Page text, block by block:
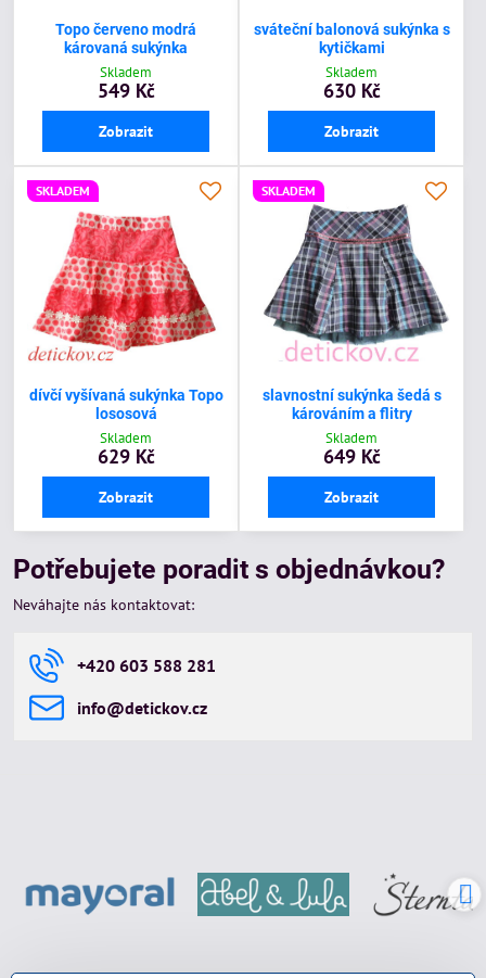
Topo červeno modrá
károvaná sukýnka
Skladem
549 Kč
Zobrazit
sváteční balonová sukýnka s
kytičkami
Skladem
630 Kč
Zobrazit
SKLADEM
dívčí vyšívaná sukýnka Topo
lososová
Skladem
629 Kč
Zobrazit
SKLADEM
slavnostní sukýnka šedá s
károváním a flitry
Skladem
649 Kč
Zobrazit
Potřebujete poradit s objednávkou?
Neváhajte nás kontaktovat:
+420 603 588 281
info​@detickov​.cz